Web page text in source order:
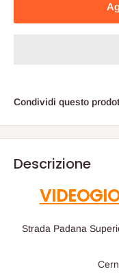
Condividi questo
Descrizione
Strada Padana